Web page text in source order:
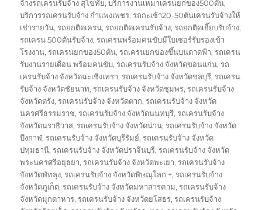
จ้างรถเครนรับจ้าง สุโขทัย,บริการงานเหมาเครนยกของ500ตัน,
บริการรถเครนรับจ้าง กำแพงเพชร,รถกะเช้า20-50ตันเครนรับจ้างให้
เช่ารายวัน,รถยกติดเครน,รถยกติดเครนรับจ้าง,รถยกติดเฮี๊ยบรับจ้าง,
รถเครน 500ตันรับจ้าง,รถเครนพร้อมคนขับมีใบเซอร์รับรองเข้า
โรงงาน,รถเครนยกของ50ตัน,รถเครนยกของขึ้นบนดาดฟ้า,รถเครน
รับงานรายเดือน พร้อมคนขับ,รถเครนรับจ้าง จังหวัดขอนแก่น,รถ
เครนรับจ้าง จังหวัดฉะเชิงเทรา,รถเครนรับจ้าง จังหวัดชลบุรี,รถเครน
รับจ้าง จังหวัดชัยนาท,รถเครนรับจ้าง จังหวัดชุมพร,รถเครนรับจ้าง
จังหวัดตรัง,รถเครนรับจ้าง จังหวัดตาก,รถเครนรับจ้าง จังหวัด
นครศรีธรรมราช,รถเครนรับจ้าง จังหวัดนนทบุรี,รถเครนรับจ้าง
จังหวัดนราธิวาส,รถเครนรับจ้าง จังหวัดน่าน,รถเครนรับจ้าง จังหวัด
บึงกาฬ,รถเครนรับจ้าง จังหวัดบุรีรัมย์,รถเครนรับจ้าง จังหวัด
ปทุมธานี,รถเครนรับจ้าง จังหวัดปราจีนบุรี,รถเครนรับจ้าง จังหวัด
พระนครศรีอยุธยา,รถเครนรับจ้าง จังหวัดพะเยา,รถเครนรับจ้าง
จังหวัดพัทลุง,รถเครนรับจ้าง จังหวัดพิษณุโลก +,รถเครนรับจ้าง
จังหวัดภูเก็ต,รถเครนรับจ้าง จังหวัดมหาสารคาม,รถเครนรับจ้าง
จังหวัดมุกดาหาร,รถเครนรับจ้าง จังหวัดยโสธร,รถเครนรับจ้าง